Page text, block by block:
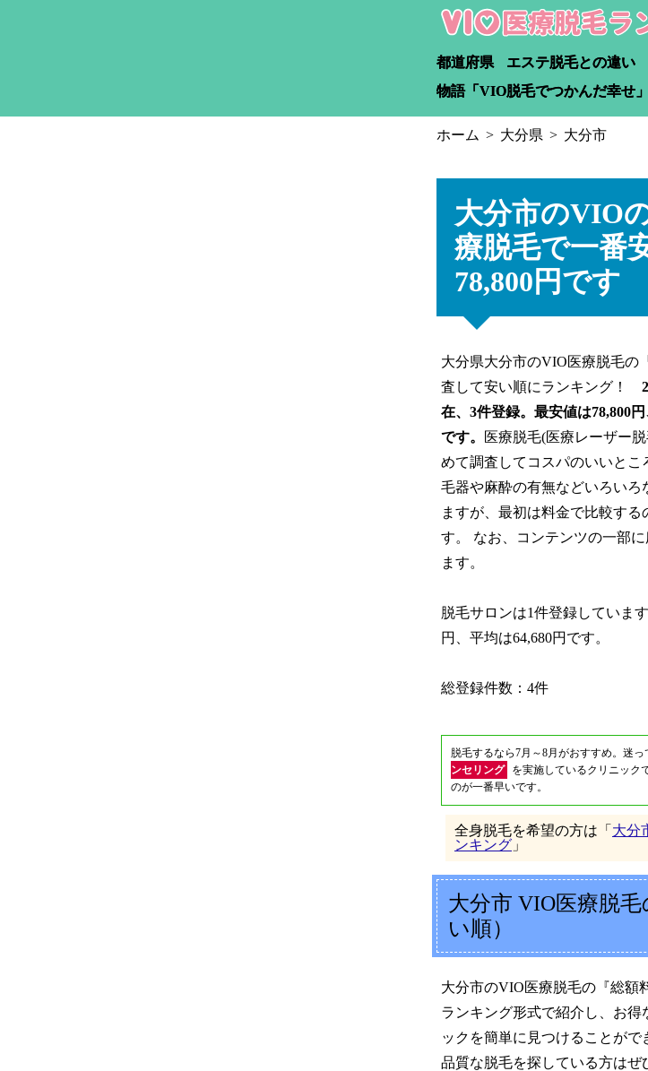
都道府県
エステ脱毛との違い
物語「VIO脱毛でつかんだ幸せ」
ホーム 大分県 大分市
大分市のVIO
療脱毛で一番
78,800円です
大分県大分市のVIO医療脱毛の
査して安い順にランキング！
在、3件登録。最安値は78,800円
です。
医療脱毛(医療レーザー
めて調査してコスパのいいとこ
毛器や麻酔の有無などいろいろ
ますが、最初は料金で比較する
す。 なお、コンテンツの一部
ます。
脱毛サロンは1件登録していま
円、平均は64,680円です。
総登録件数：4件
脱毛するなら7月～8月がおすすめ。迷っ
ンセリング
を実施しているクリニック
のが一番早いです。
全身脱毛を希望の方は「 大分
ンキング 」
大分市 VIO医療脱
い順）
大分市のVIO医療脱毛の『総額
ランキング形式で紹介し、お得
ックを簡単に見つけることがで
品質な脱毛を探している方はぜ